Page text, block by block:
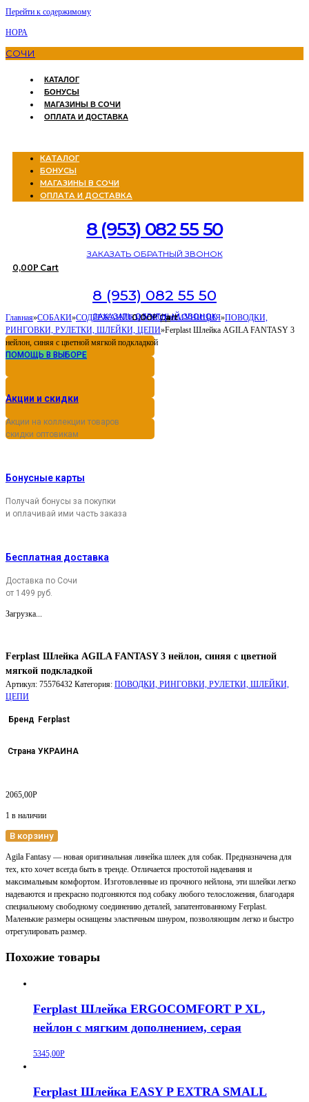
Перейти к содержимому
НОРА
СОЧИ
КАТАЛОГ
БОНУСЫ
МАГАЗИНЫ В СОЧИ
ОПЛАТА И ДОСТАВКА
КАТАЛОГ
БОНУСЫ
МАГАЗИНЫ В СОЧИ
ОПЛАТА И ДОСТАВКА
8 (953) 082 55 50
ЗАКАЗАТЬ ОБРАТНЫЙ ЗВОНОК
0,00Р Cart
8 (953) 082 55 50
ЗАКАЗАТЬ ОБРАТНЫЙ ЗВОНОК
0,00Р Cart
Главная»СОБАКИ»СОДЕРЖАНИЕ И УХОД»АМУНИЦИЯ»ПОВОДКИ,
РИНГОВКИ, РУЛЕТКИ, ШЛЕЙКИ, ЦЕПИ»Ferplast Шлейка AGILA FANTASY 3
нейлон, синяя с цветной мягкой подкладкой
ПОМОЩЬ В ВЫБОРЕ
Акции и скидки
Акции на коллекции товаров
скидки оптовикам
Бонусные карты
Получай бонусы за покупки
и оплачивай ими часть заказа
Бесплатная доставка
Доставка по Сочи
от 1499 руб.
Загрузка...
Ferplast Шлейка AGILA FANTASY 3 нейлон, синяя с цветной
мягкой подкладкой
Артикул: 75576432 Категория: ПОВОДКИ, РИНГОВКИ, РУЛЕТКИ, ШЛЕЙКИ,
ЦЕПИ
Бренд Ferplast
Страна УКРАИНА
2065,00Р
1 в наличии
В корзину
Agila Fantasy — новая оригинальная линейка шлеек для собак. Предназначена для
тех, кто хочет всегда быть в тренде. Отличается простотой надевания и
максимальным комфортом. Изготовленные из прочного нейлона, эти шлейки легко
надеваются и прекрасно подгоняются под собаку любого телосложения, благодаря
специальному свободному соединению деталей, запатентованному Ferplast.
Маленькие размеры оснащены эластичным шнуром, позволяющим легко и быстро
отрегулировать размер.
Похожие товары
Ferplast Шлейка ERGOCOMFORT P XL,
нейлон с мягким дополнением, серая
5345,00Р
Ferplast Шлейка EASY P EXTRA SMALL